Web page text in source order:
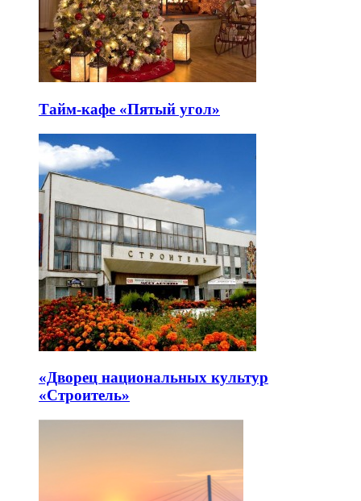
Тайм-кафе «Пятый угол»
«Дворец национальных культур
«Строитель»